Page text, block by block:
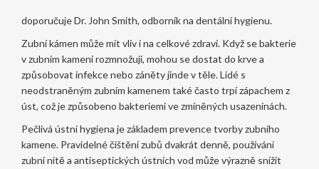
doporučuje Dr. John Smith, odborník na dentální hygienu.
Zubní kámen může mít vliv i na celkové zdraví. Když se bakterie
v zubním kameni rozmnožují, mohou se dostat do krve a
způsobovat infekce nebo záněty jinde v těle. Lidé s
neodstraněným zubním kamenem také často trpí zápachem z
úst, což je způsobeno bakteriemi ve zmíněných usazeninách.
Pečlivá ústní hygiena je základem prevence tvorby zubního
kamene. Pravidelné čištění zubů dvakrát denně, používání
zubní nitě a antiseptických ústních vod může výrazně snížit